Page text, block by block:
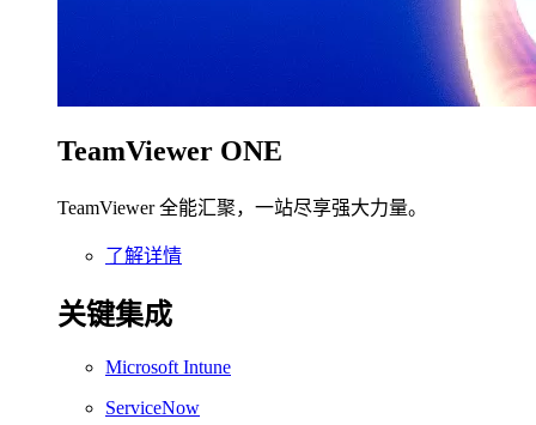
TeamViewer ONE
TeamViewer 全能汇聚，一站尽享强大力量。
了解详情
关键集成
Microsoft Intune
ServiceNow